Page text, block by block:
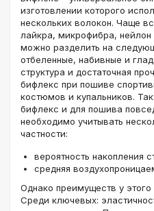
изготовлении которого
нескольких волокон. Чаще
лайкра, микрофибра, нейлон
можно разделить на
отбеленные, набивные и
структура и достаточная
бифлекс при пошиве
костюмов и купальников.
бифлекс и для пошива
необходимо учитывать
частности:
вероятность накопления
средняя
Однако преимуществ у
Среди ключевых: